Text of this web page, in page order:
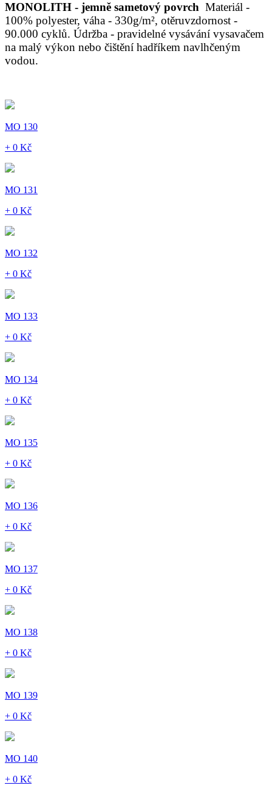
MONOLITH - jemně sametový povrch Materiál -
100% polyester, váha - 330g/m², otěruvzdornost -
90.000 cyklů. Údržba - pravidelné vysávání vysavačem
na malý výkon nebo čištění hadříkem navlhčeným
vodou.
MO 130
+ 0 Kč
MO 131
+ 0 Kč
MO 132
+ 0 Kč
MO 133
+ 0 Kč
MO 134
+ 0 Kč
MO 135
+ 0 Kč
MO 136
+ 0 Kč
MO 137
+ 0 Kč
MO 138
+ 0 Kč
MO 139
+ 0 Kč
MO 140
+ 0 Kč